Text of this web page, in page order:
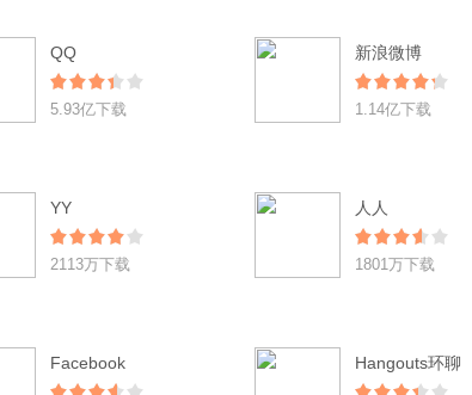
QQ
5.93亿下载
新浪微博
1.14亿下载
YY
2113万下载
人人
1801万下载
Facebook Hangouts环聊